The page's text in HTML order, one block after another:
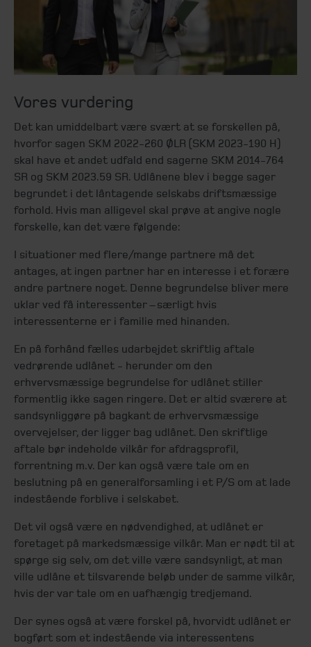
Vores vurdering
Det kan umiddelbart være svært at se forskellen på,
hvorfor sagen SKM 2022-260 ØLR (SKM 2023-190 H)
skal have et andet udfald end sagerne SKM 2014-764
SR og SKM 2023.59 SR. Udlånene blev i begge sager
begrundet i det låntagende selskabs driftsmæssige
forhold. Hvis man alligevel skal prøve at angive nogle
forskelle, kan det være følgende:
I situationer med flere/mange partnere må det
antages, at ingen partner har en interesse i et forære
andre partnere noget. Denne begrundelse bliver mere
uklar ved få interessenter – særligt hvis
interessenterne er i familie med hinanden.
En på forhånd fælles udarbejdet skriftlig aftale
vedrørende udlånet - herunder om den
erhvervsmæssige begrundelse for udlånet stiller
formentlig ikke sagen ringere. Det er altid sværere at
sandsynliggøre på bagkant de erhvervsmæssige
overvejelser, der ligger bag udlånet. Den skriftlige
aftale bør indeholde vilkår for afdragsprofil,
forrentning m.v. Der kan også være tale om en
beslutning på en generalforsamling i et P/S om at lade
indestående forblive i selskabet.
Det vil også være en nødvendighed, at udlånet er
foretaget på markedsmæssige vilkår. Man er nødt til at
spørge sig selv, om det ville være sandsynligt, at man
ville udlåne et tilsvarende beløb under de samme vilkår,
hvis der var tale om en uafhængig tredjemand.
Der synes også at være forskel på, hvorvidt udlånet er
bogført som et indestående via interessentens